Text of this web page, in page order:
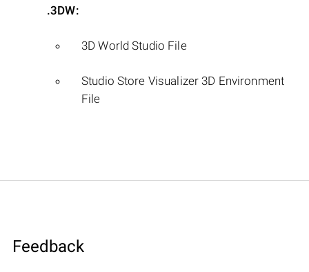
.3DW:
3D World Studio File
Studio Store Visualizer 3D Environment
File
Feedback